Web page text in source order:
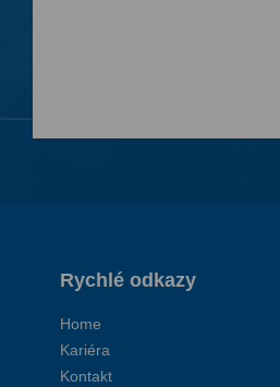
Rychlé odkazy
Home
Kariéra
Kontakt